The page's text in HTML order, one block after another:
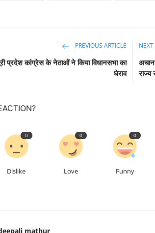
PREVIOUS ARTICLE
प्रदेश कांग्रेस के नेताओं ने किया विधानसभा का
घेराव
NEXT
0
Dislike
0
Love
0
Funny
mathur